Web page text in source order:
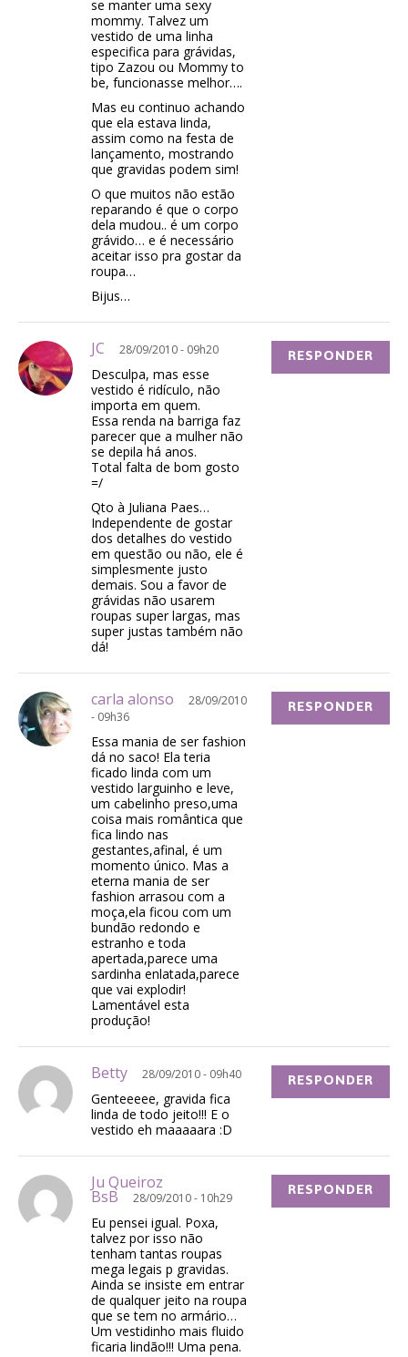
se manter uma sexy
mommy. Talvez um
vestido de uma linha
especifica para grávidas,
tipo Zazou ou Mommy to
be, funcionasse melhor….
Mas eu continuo achando
que ela estava linda,
assim como na festa de
lançamento, mostrando
que gravidas podem sim!
O que muitos não estão
reparando é que o corpo
dela mudou.. é um corpo
grávido… e é necessário
aceitar isso pra gostar da
roupa…
Bijus…
JC 28/09/2010 - 09h20
Desculpa, mas esse
vestido é ridículo, não
importa em quem.
Essa renda na barriga faz
parecer que a mulher não
se depila há anos.
Total falta de bom gosto
=/
Qto à Juliana Paes…
Independente de gostar
dos detalhes do vestido
em questão ou não, ele é
simplesmente justo
demais. Sou a favor de
grávidas não usarem
roupas super largas, mas
super justas também não
dá!
RESPONDER
carla alonso
28/09/2010
- 09h36
Essa mania de ser fashion
dá no saco! Ela teria
ficado linda com um
vestido larguinho e leve,
um cabelinho preso,uma
coisa mais romântica que
fica lindo nas
gestantes,afinal, é um
momento único. Mas a
eterna mania de ser
fashion arrasou com a
moça,ela ficou com um
bundão redondo e
estranho e toda
apertada,parece uma
sardinha enlatada,parece
que vai explodir!
Lamentável esta
produção!
RESPONDER
Betty 28/09/2010 - 09h40
Genteeeee, gravida fica
linda de todo jeito!!! E o
vestido eh maaaaara :D
RESPONDER
Ju Queiroz
BsB 28/09/2010 - 10h29
Eu pensei igual. Poxa,
talvez por isso não
tenham tantas roupas
mega legais p gravidas.
Ainda se insiste em entrar
de qualquer jeito na roupa
que se tem no armário…
Um vestidinho mais fluido
ficaria lindão!!! Uma pena.
RESPONDER